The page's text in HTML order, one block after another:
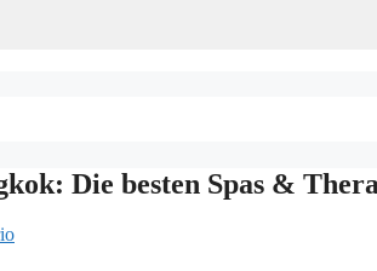
Die besten Spas &